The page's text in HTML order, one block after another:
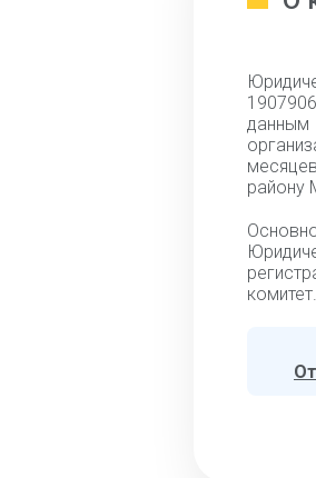
району
комитет.